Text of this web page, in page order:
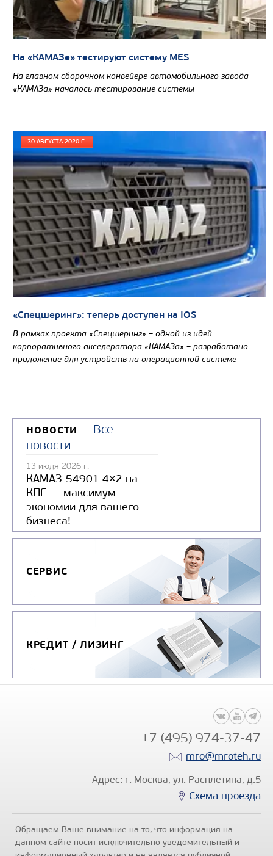
Узнать цену
На «КАМАЗе» тестируют систему MES
На главном сборочном конвейере автомобильного завода
«КАМАЗа» началось тестирование системы
30 АВГУСТА 2020 Г.
«Спецшеринг»: теперь доступен на IOS
В рамках проекта «Спецшеринг» – одной из идей
корпоративного акселератора «КАМАЗа» – разработано
приложение для устройств на операционной системе
НОВОСТИ
Все
новости
13 июля 2026 г.
КАМАЗ-54901 4×2 на
КПГ — максимум
экономии для вашего
бизнеса!
СЕРВИС
КРЕДИТ / ЛИЗИНГ
+7 (495) 974-37-47
mro@mroteh.ru
Адрес: г. Москва, ул. Расплетина, д.5
Схема проезда
Обращаем Ваше внимание на то, что информация на
данном сайте носит исключительно уведомительный и